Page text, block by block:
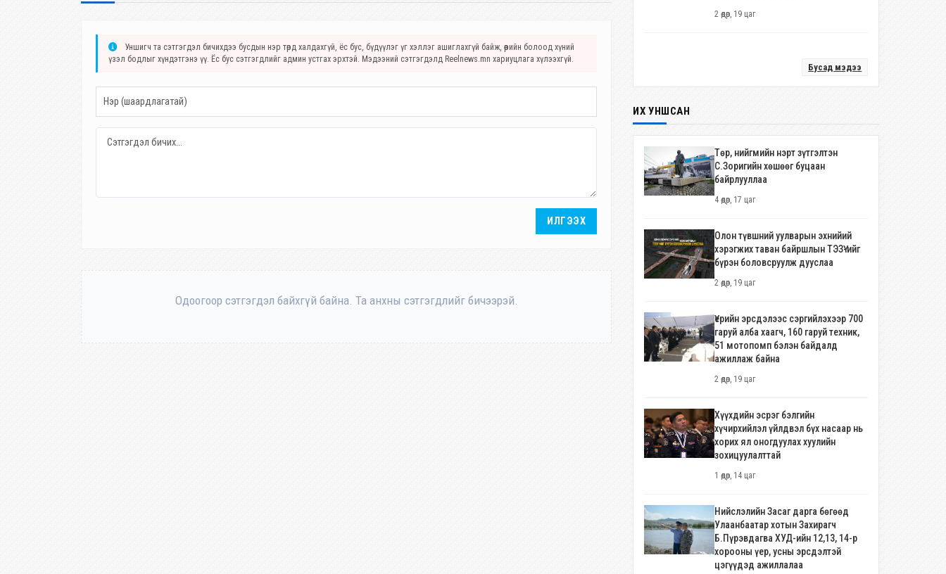
Уншигч та сэтгэгдэл бичихдээ бусдын нэр төрд халдахгүй, ёс бус, бүдүүлэг үг хэллэг ашиглахгүй байж, өөрийн болоод хүний
үзэл бодлыг хүндэтгэнэ үү. Ёс бус сэтгэгдлийг админ устгах эрхтэй. Мэдээний сэтгэгдэлд Reelnews.mn хариуцлага хүлээхгүй.
ИЛГЭЭХ
Одоогоор сэтгэгдэл байхгүй байна. Та анхны сэтгэгдлийг бичээрэй.
2 өдөр, 19 цаг
Бусад мэдээ
ИХ УНШСАН
Төр, нийгмийн нэрт зүтгэлтэн
С.Зоригийн хөшөөг буцаан
байрлууллаа
4 өдөр, 17 цаг
Олон түвшний уулварын эхнийий
хэрэгжих таван байршлын ТЭЗҮ-ийг
бүрэн боловсруулж дууслаа
2 өдөр, 19 цаг
Үерийн эрсдэлээс сэргийлэхээр 700
гаруй алба хаагч, 160 гаруй техник,
51 мотопомп бэлэн байдалд
ажиллаж байна
2 өдөр, 19 цаг
Хүүхдийн эсрэг бэлгийн
хүчирхийлэл үйлдвэл бүх насаар нь
хорих ял оногдуулах хуулийн
зохицуулалттай
1 өдөр, 14 цаг
Нийслэлийн Засаг дарга бөгөөд
Улаанбаатар хотын Захирагч
Б.Пүрэвдагва ХУД-ийн 12,13, 14-р
хорооны үер, усны эрсдэлтэй
цэгүүдэд ажиллалаа